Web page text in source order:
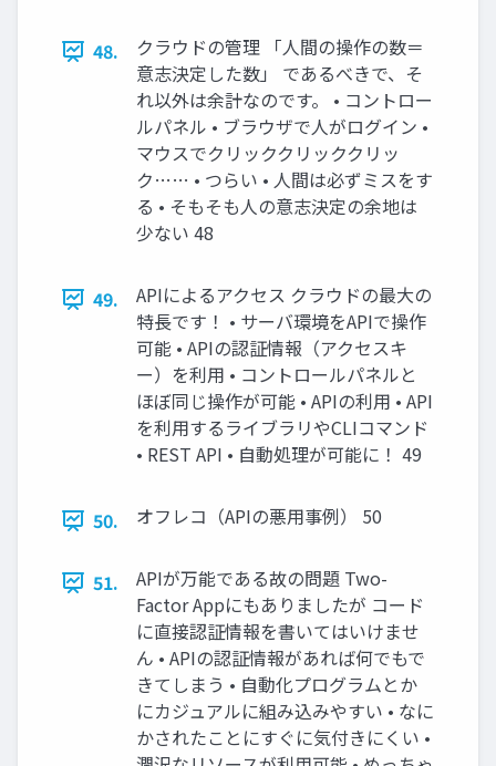
48.
クラウドの管理 「人間の操作の数＝
意志決定した数」 であるべきで、そ
れ以外は余計なのです。 • コントロー
ルパネル • ブラウザで人がログイン •
マウスでクリッククリッククリッ
ク…… • つらい • 人間は必ずミスをす
る • そもそも人の意志決定の余地は
少ない 48
49.
APIによるアクセス クラウドの最大の
特長です！ • サーバ環境をAPIで操作
可能 • APIの認証情報（アクセスキ
ー）を利用 • コントロールパネルと
ほぼ同じ操作が可能 • APIの利用 • API
を利用するライブラリやCLIコマンド
• REST API • 自動処理が可能に！ 49
50. オフレコ（APIの悪用事例） 50
51.
APIが万能である故の問題 Two-
Factor Appにもありましたが コード
に直接認証情報を書いてはいけませ
ん • APIの認証情報があれば何でもで
きてしまう • 自動化プログラムとか
にカジュアルに組み込みやすい • なに
かされたことにすぐに気付きにくい •